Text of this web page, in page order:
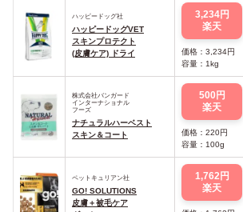
ハッピードッグ社
ハッピードッグVET
スキンプロテクト
(皮膚ケア) ドライ
3,234円
楽天
価格：3,234円
容量：1kg
株式会社バンガード
インターナショナル
フーズ
ナチュラルハーベスト
スキン＆コート
500円
楽天
価格：220円
容量：100g
ペットキュリアン社
GO! SOLUTIONS
皮膚＋被毛ケア
1,762円
楽天